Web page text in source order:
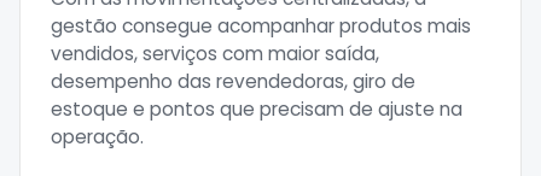
gestão consegue acompanhar produtos mais
vendidos, serviços com maior saída,
desempenho das revendedoras, giro de
estoque e pontos que precisam de ajuste na
operação.